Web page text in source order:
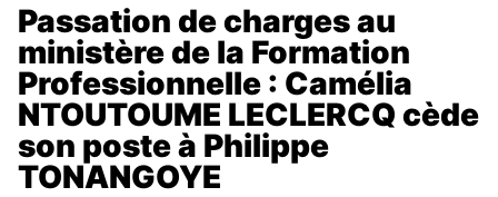
Passation de charges au
ministère de la Formation
Professionnelle : Camélia
NTOUTOUME LECLERCQ cède
son poste à Philippe
TONANGOYE